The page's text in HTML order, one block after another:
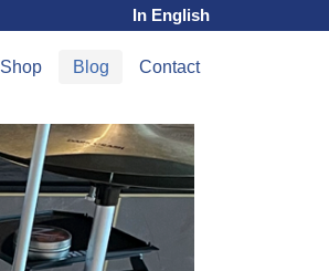
In English
Shop Blog Contact